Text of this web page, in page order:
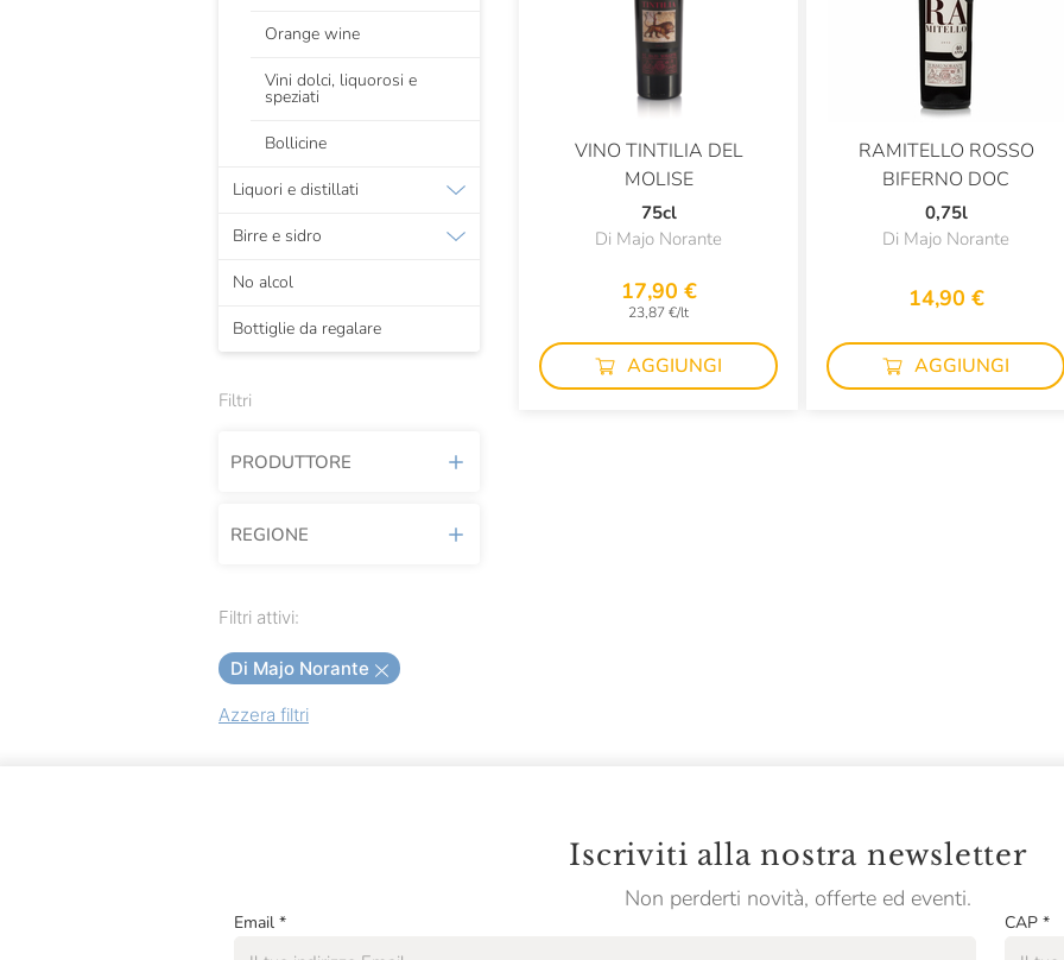
Orange wine
Vini dolci, liquorosi e
speziati
Bollicine
Liquori e distillati
Birre e sidro
No alcol
Bottiglie da regalare
Filtri
PRODUTTORE
Agricola Calafata
Alessandro Rivetto
Allegrini
Antica Enotria
REGIONE
Molise
Filtri attivi:
Di Majo Norante
Azzera filtri
VINO TINTILIA DEL
MOLISE
75cl
Di Majo Norante
17,90 €
23,87 €/lt
AGGIUNGI
RAMITELLO ROSSO
BIFERNO DOC
0,75l
Di Majo Norante
14,90 €
AGGIUNGI
Iscriviti alla nostra newsletter
Non perderti novità, offerte ed eventi.
Email * CAP *